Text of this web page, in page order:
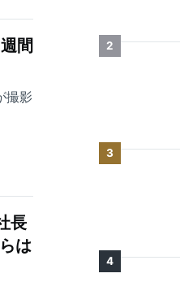
間
撮影
長
は
2
3
4